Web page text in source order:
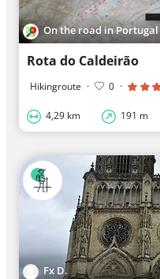
On the road in Portugal
Rota do Caldeirão
Hikingroute · 0 ·
4,29 km 191 m
Fx D.